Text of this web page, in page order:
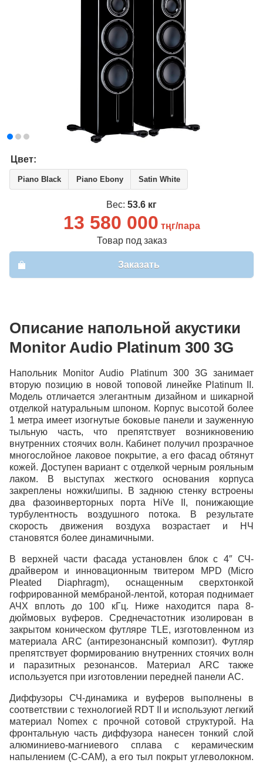
Цвет:
Piano Black Piano Ebony Satin White
Вес: 53.6 кг
13 580 000 тңг/пара
Товар под заказ
Заказать
Описание напольной акустики
Monitor Audio Platinum 300 3G
Напольник Monitor Audio Platinum 300 3G занимает
вторую позицию в новой топовой линейке Platinum II.
Модель отличается элегантным дизайном и шикарной
отделкой натуральным шпоном. Корпус высотой более
1 метра имеет изогнутые боковые панели и зауженную
тыльную часть, что препятствует возникновению
внутренних стоячих волн. Кабинет получил прозрачное
многослойное лаковое покрытие, а его фасад обтянут
кожей. Доступен вариант с отделкой черным рояльным
лаком. В выступах жесткого основания корпуса
закреплены ножки/шипы. В заднюю стенку встроены
два фазоинверторных порта HiVe II, понижающие
турбулентность воздушного потока. В результате
скорость движения воздуха возрастает и НЧ
становятся более динамичными.
В верхней части фасада установлен блок с 4″ СЧ-
драйвером и инновационным твитером MPD (Micro
Pleated Diaphragm), оснащенным сверхтонкой
гофрированной мембраной-лентой, которая поднимает
АЧХ вплоть до 100 кГц. Ниже находится пара 8-
дюймовых вуферов. Среднечастотник изолирован в
закрытом коническом футляре TLE, изготовленном из
материала ARC (антирезонансный композит). Футляр
препятствует формированию внутренних стоячих волн
и паразитных резонансов. Материал ARC также
используется при изготовлении передней панели АС.
Диффузоры СЧ-динамика и вуферов выполнены в
соответствии с технологией RDT II и используют легкий
материал Nomex с прочной сотовой структурой. На
фронтальную часть диффузора нанесен тонкий слой
алюминиево-магниевого сплава с керамическим
напылением (C-CAM), а его тыл покрыт углеволокном.
Забыли пароль?
Имя*
Email*
Телефон
Адрес
Продолжить покупки